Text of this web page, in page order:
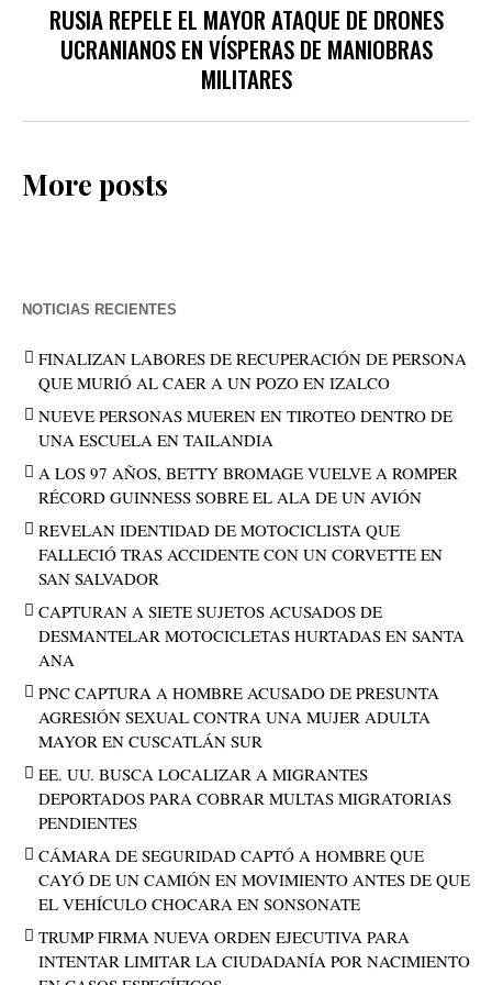
RUSIA REPELE EL MAYOR ATAQUE DE DRONES
UCRANIANOS EN VÍSPERAS DE MANIOBRAS
MILITARES
More posts
NOTICIAS RECIENTES
FINALIZAN LABORES DE RECUPERACIÓN DE PERSONA
QUE MURIÓ AL CAER A UN POZO EN IZALCO
NUEVE PERSONAS MUEREN EN TIROTEO DENTRO DE
UNA ESCUELA EN TAILANDIA
A LOS 97 AÑOS, BETTY BROMAGE VUELVE A ROMPER
RÉCORD GUINNESS SOBRE EL ALA DE UN AVIÓN
REVELAN IDENTIDAD DE MOTOCICLISTA QUE
FALLECIÓ TRAS ACCIDENTE CON UN CORVETTE EN
SAN SALVADOR
CAPTURAN A SIETE SUJETOS ACUSADOS DE
DESMANTELAR MOTOCICLETAS HURTADAS EN SANTA
ANA
PNC CAPTURA A HOMBRE ACUSADO DE PRESUNTA
AGRESIÓN SEXUAL CONTRA UNA MUJER ADULTA
MAYOR EN CUSCATLÁN SUR
EE. UU. BUSCA LOCALIZAR A MIGRANTES
DEPORTADOS PARA COBRAR MULTAS MIGRATORIAS
PENDIENTES
CÁMARA DE SEGURIDAD CAPTÓ A HOMBRE QUE
CAYÓ DE UN CAMIÓN EN MOVIMIENTO ANTES DE QUE
EL VEHÍCULO CHOCARA EN SONSONATE
TRUMP FIRMA NUEVA ORDEN EJECUTIVA PARA
INTENTAR LIMITAR LA CIUDADANÍA POR NACIMIENTO